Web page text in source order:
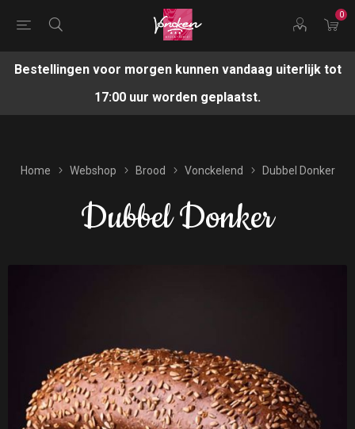
0
Bestellingen voor morgen kunnen vandaag uiterlijk tot
17:00 uur worden geplaatst.
Home Webshop Brood Vonckelend Dubbel Donker
Dubbel Donker